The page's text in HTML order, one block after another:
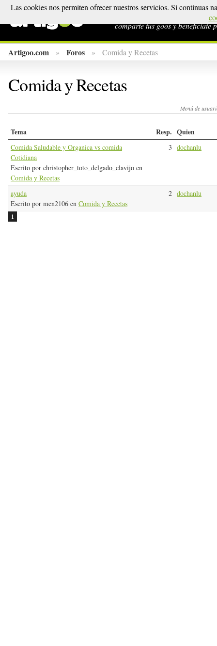
Porque todos somos expertos
comparte tus goos y beneficiate
Artigoo.com » Foros » Comida y Recetas
Comida y Recetas
Menú de
Tema Resp. Quien
Comida Saludable y Organica vs comida
Cotidiana
3 dochanlu
Escrito por christopher_toto_delgado_clavijo en
Comida y Recetas
ayuda
2 dochanlu
Escrito por men2106 en Comida y Recetas
1
Las cookies nos permiten ofrecer nuestros servicios. Si continuas